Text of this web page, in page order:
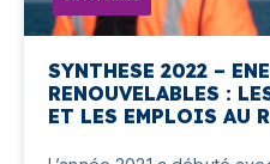
SYNTHESE 2022 –
RENOUVELABLES :
ET LES EMPLOIS AU